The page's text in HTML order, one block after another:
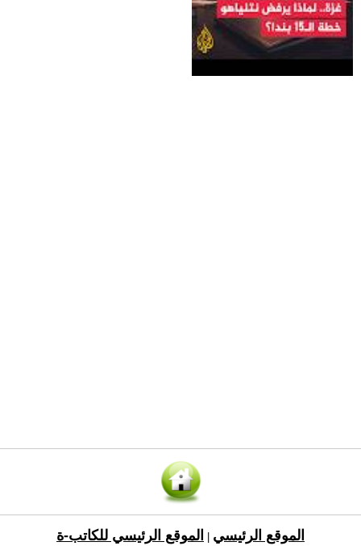
الموقع الرئيسي الموقع الرئيسي للكاتب-ة